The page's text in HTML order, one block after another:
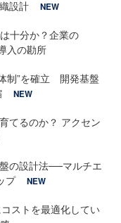
設計
NEW
十分か？企業の
入の勘所
制”を確立 開発基盤
NEW
てるのか？ アクセン
の設計法──マルチエ
プ
NEW
ストを最適化してい